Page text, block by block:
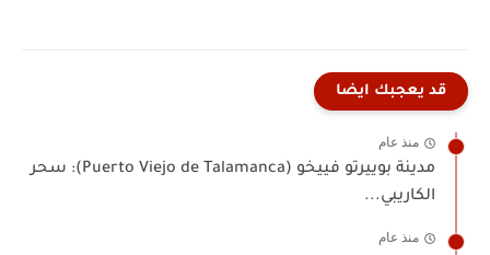
قد يعجبك ايضا
منذ عام
مدينة بوييرتو فييخو (Puerto Viejo de Talamanca): سحر
الكاريبي...
منذ عام